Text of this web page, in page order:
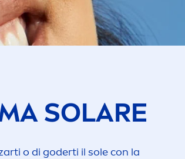
SOLARE
o di goderti il sole con la
Pelle matura